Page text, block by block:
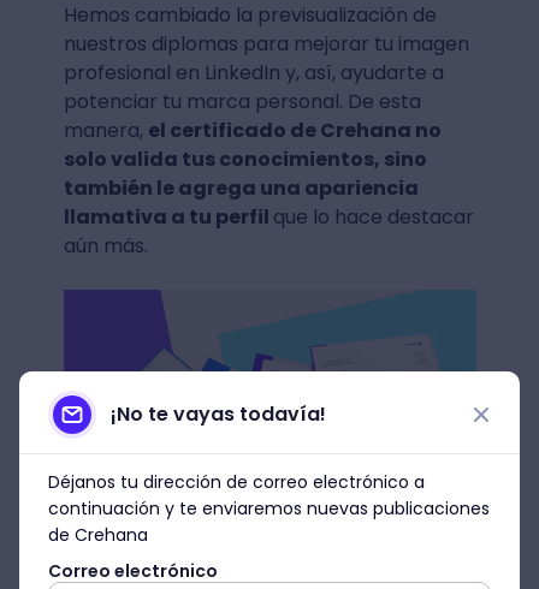
Hemos cambiado la previsualización de
nuestros diplomas para mejorar tu imagen
profesional en LinkedIn y, así, ayudarte a
potenciar tu marca personal. De esta
manera, el certificado de Crehana no
solo valida tus conocimientos, sino
también le agrega una apariencia
llamativa a tu perfil que lo hace destacar
aún más.
Fuente: Crehana
¿Para qué sirven los
¡No te vayas todavía!
Déjanos tu dirección de correo electrónico a
continuación y te enviaremos nuevas publicaciones
de Crehana
Correo electrónico